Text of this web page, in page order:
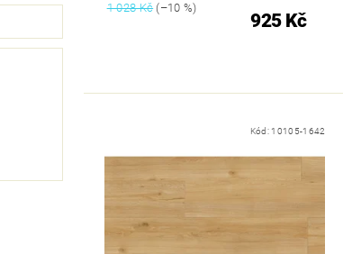
1 028 Kč(–10 %)
925 Kč
Kód: 10105-1642